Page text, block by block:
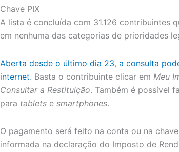
Chave PIX
A lista é concluída com 31.126 contribuintes
em nenhuma das categorias de prioridades
Aberta desde o último dia 23, a consulta
internet. Basta o contribuinte clicar em Meu
Consultar a Restituição. Também é possível
para tablets e smartphones.
O pagamento será feito na conta ou na
informada na declaração do Imposto de